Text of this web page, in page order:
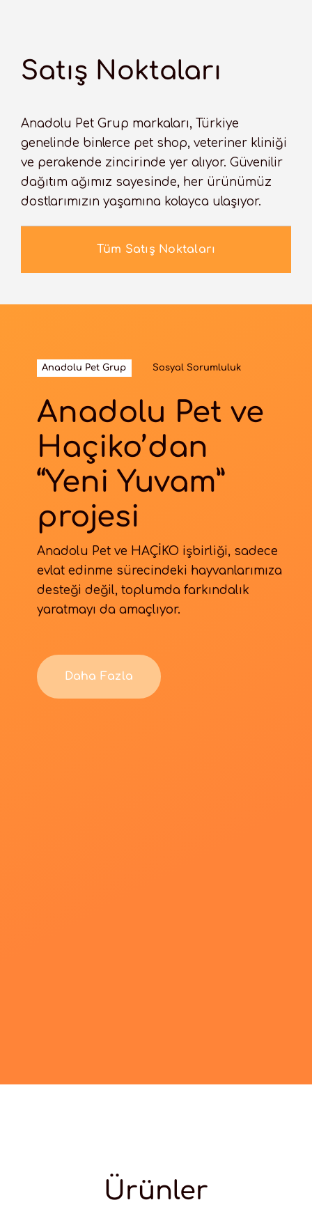
Satış Noktaları
Anadolu Pet Grup markaları, Türkiye
genelinde binlerce pet shop, veteriner kliniği
ve perakende zincirinde yer alıyor. Güvenilir
dağıtım ağımız sayesinde, her ürünümüz
dostlarımızın yaşamına kolayca ulaşıyor.
Tüm Satış Noktaları
Anadolu Pet Grup Sosyal Sorumluluk
Anadolu Pet ve
Haçiko’dan
“Yeni Yuvam”
projesi
Anadolu Pet ve HAÇİKO işbirliği, sadece
evlat edinme sürecindeki hayvanlarımıza
desteği değil, toplumda farkındalık
yaratmayı da amaçlıyor.
Daha Fazla
Ürünler